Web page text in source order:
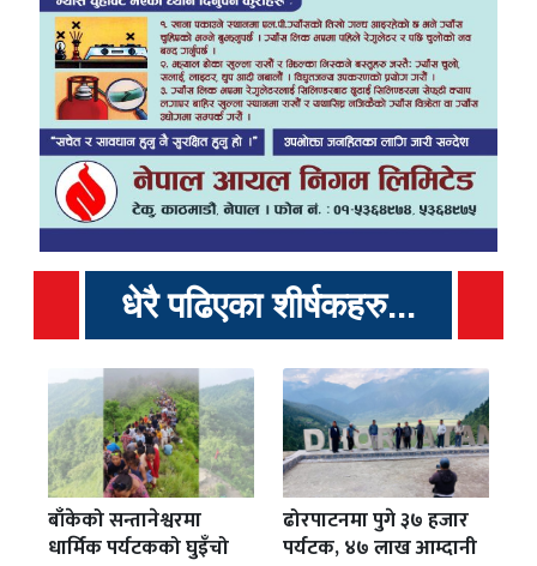
धेरै पढिएका शीर्षकहरु...
बाँकेको सन्तानेश्वरमा
धार्मिक पर्यटकको घुइँचो
ढोरपाटनमा पुगे ३७ हजार
पर्यटक, ४७ लाख आम्दानी